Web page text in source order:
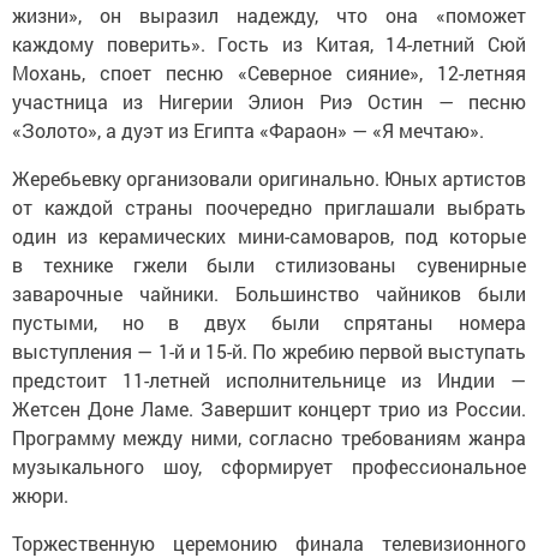
жизни», он выразил надежду, что она «поможет
каждому поверить». Гость из Китая, 14-летний Сюй
Мохань, споет песню «Северное сияние», 12-летняя
участница из Нигерии Элион Риэ Остин — песню
«Золото», а дуэт из Египта «Фараон» — «Я мечтаю».
Жеребьевку организовали оригинально. Юных артистов
от каждой страны поочередно приглашали выбрать
один из керамических мини-самоваров, под которые
в технике гжели были стилизованы сувенирные
заварочные чайники. Большинство чайников были
пустыми, но в двух были спрятаны номера
выступления — 1-й и 15-й. По жребию первой выступать
предстоит 11-летней исполнительнице из Индии —
Жетсен Доне Ламе. Завершит концерт трио из России.
Программу между ними, согласно требованиям жанра
музыкального шоу, сформирует профессиональное
жюри.
Торжественную церемонию финала телевизионного